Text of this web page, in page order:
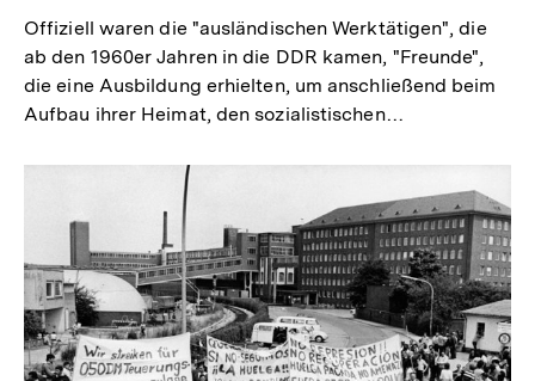
Offiziell waren die "ausländischen Werktätigen", die
ab den 1960er Jahren in die DDR kamen, "Freunde",
die eine Ausbildung erhielten, um anschließend beim
Aufbau ihrer Heimat, den sozialistischen…